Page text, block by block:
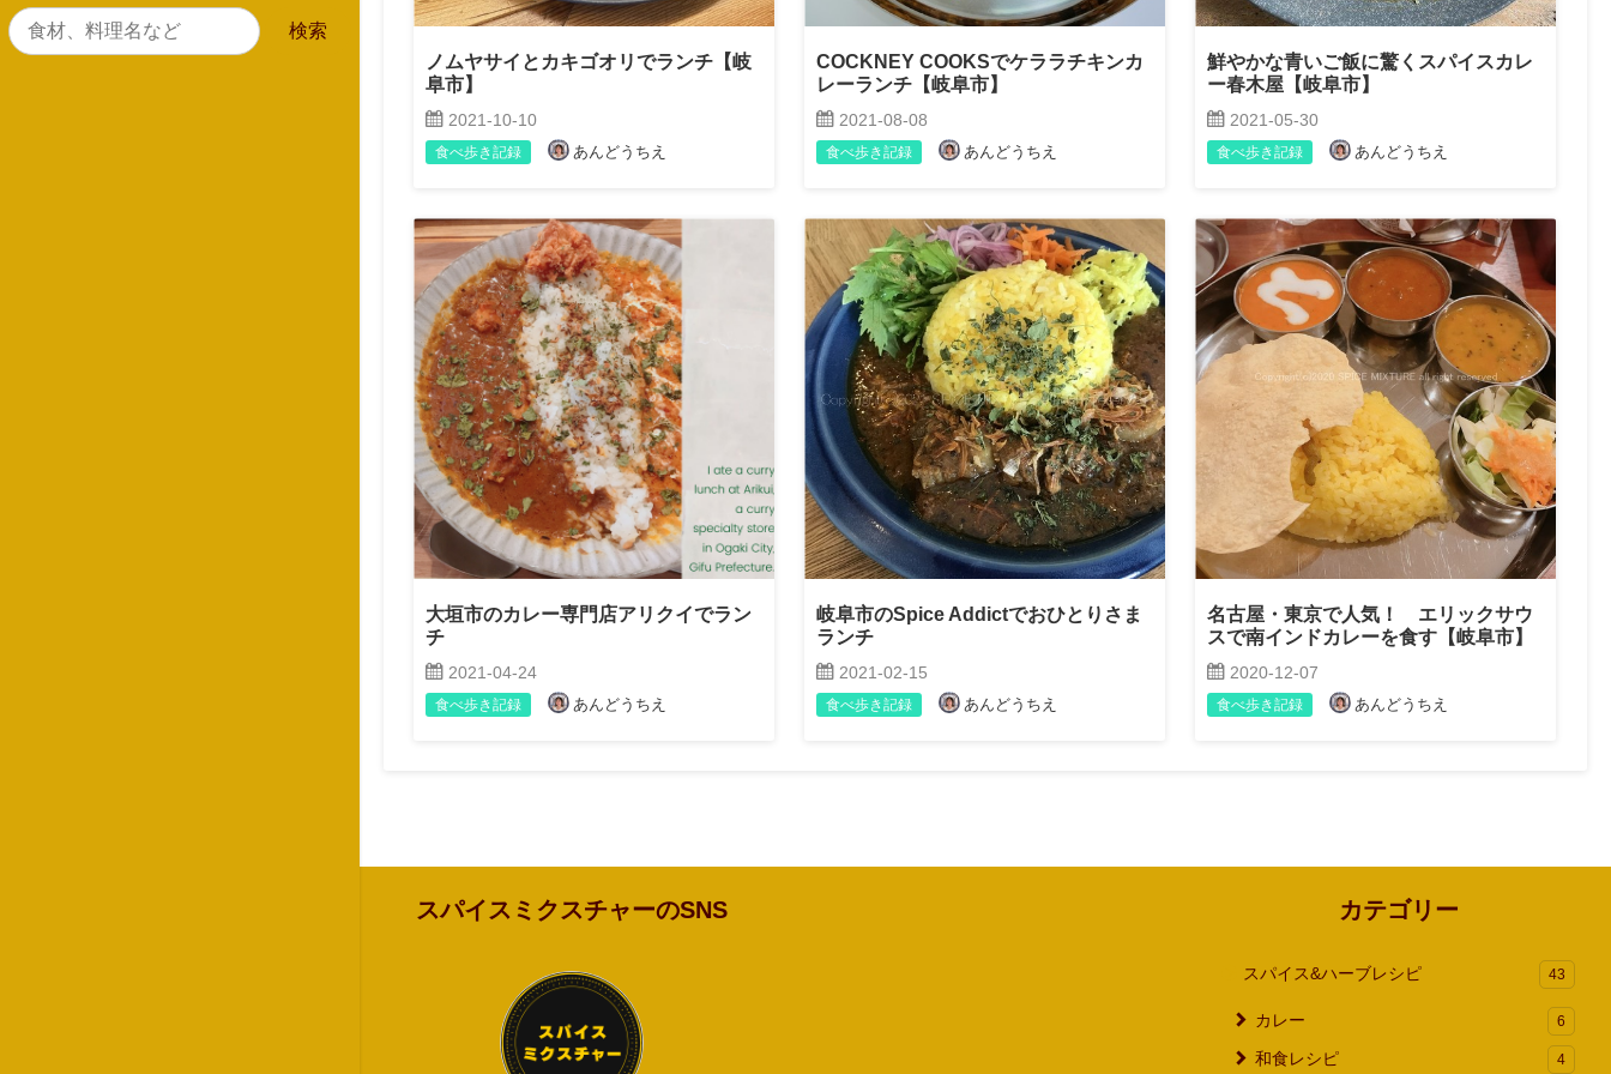
ノムヤサイとカキゴオリでランチ【岐
阜市】
2021-10-10
食べ歩き記録 あんどうちえ
COCKNEY COOKSでケララチキンカ
レーランチ【岐阜市】
2021-08-08
食べ歩き記録 あんどうちえ
鮮やかな青いご飯に驚くスパイスカレ
ー春木屋【岐阜市】
2021-05-30
食べ歩き記録 あんどうちえ
大垣市のカレー専門店アリクイでラン
チ
2021-04-24
食べ歩き記録 あんどうちえ
岐阜市のSpice Addictでおひとりさま
ランチ
2021-02-15
食べ歩き記録 あんどうちえ
名古屋・東京で人気！ エリックサウ
スで南インドカレーを食す【岐阜市】
2020-12-07
食べ歩き記録 あんどうちえ
スパイスミクスチャーのSNS カテゴリー
スパイス&ハーブレシピ 43
カレー 6
和食レシピ 4